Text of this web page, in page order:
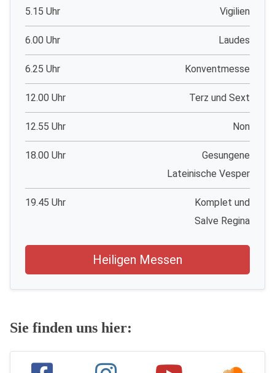
5.15 Uhr Vigilien
6.00 Uhr Laudes
6.25 Uhr Konventmesse
12.00 Uhr Terz und Sext
12.55 Uhr Non
18.00 Uhr
Gesungene
Lateinische Vesper
19.45 Uhr
Komplet und
Salve Regina
Heiligen Messen
Sie finden uns hier: